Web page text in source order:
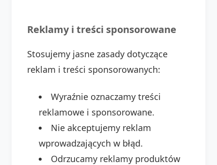
Reklamy i treści sponsorowane
Stosujemy jasne zasady dotyczące
reklam i treści sponsorowanych:
Wyraźnie oznaczamy treści
reklamowe i sponsorowane.
Nie akceptujemy reklam
wprowadzających w błąd.
Odrzucamy reklamy produktów